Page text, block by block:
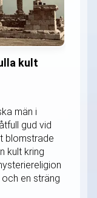
kult
män i
gud vid
blomstrade
kult kring
en sträng